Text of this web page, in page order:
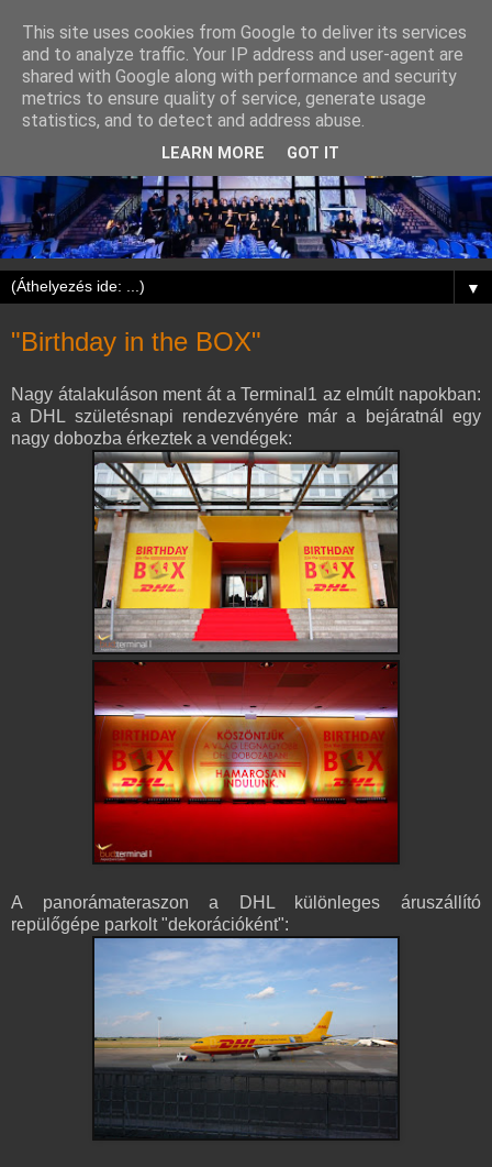
▼
"Birthday in the BOX"
Nagy átalakuláson ment át a Terminal1 az elmúlt napokban:
a DHL születésnapi rendezvényére már a bejáratnál egy
nagy dobozba érkeztek a vendégek:
A panorámateraszon a DHL különleges áruszállító
repülőgépe parkolt "dekorációként":
This site uses cookies from Google to deliver its services
and to analyze traffic. Your IP address and user-agent are
shared with Google along with performance and security
metrics to ensure quality of service, generate usage
statistics, and to detect and address abuse.
LEARN MORE GOT IT